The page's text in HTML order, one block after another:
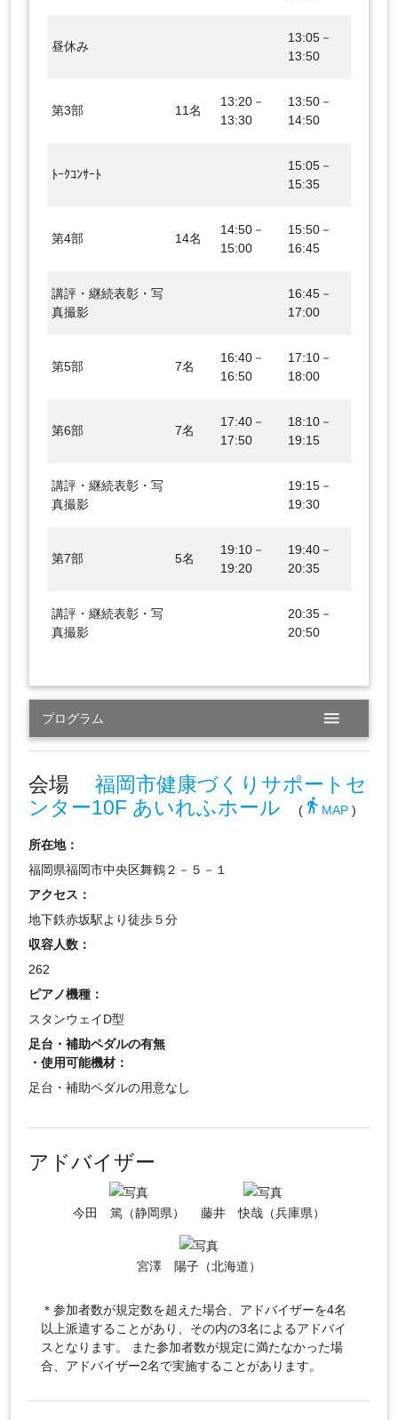
昼休み
13:05－
13:50
第3部 11名
13:20－
13:30
13:50－
14:50
ﾄｰｸｺﾝｻｰﾄ
15:05－
15:35
第4部 14名
14:50－
15:00
15:50－
16:45
講評・継続表彰・写
真撮影
16:45－
17:00
第5部 7名
16:40－
16:50
17:10－
18:00
第6部 7名
17:40－
17:50
18:10－
19:15
講評・継続表彰・写
真撮影
19:15－
19:30
第7部 5名
19:10－
19:20
19:40－
20:35
講評・継続表彰・写
真撮影
20:35－
20:50
プログラム menu
会場 福岡市健康づくりサポートセ
ンター10F あいれふホール
(directions_walk MAP)
所在地：
福岡県福岡市中央区舞鶴２－５－１
アクセス：
地下鉄赤坂駅より徒歩５分
収容人数：
262
ピアノ機種：
スタンウェイD型
足台・補助ペダルの有無
・使用可能機材：
足台・補助ペダルの用意なし
アドバイザー
今田 篤（静岡県） 藤井 快哉（兵庫県）
宮澤 陽子（北海道）
＊参加者数が規定数を超えた場合、アドバイザーを4名
以上派遣することがあり、その内の3名によるアドバイ
スとなります。 また参加者数が規定に満たなかった場
合、アドバイザー2名で実施することがあります。